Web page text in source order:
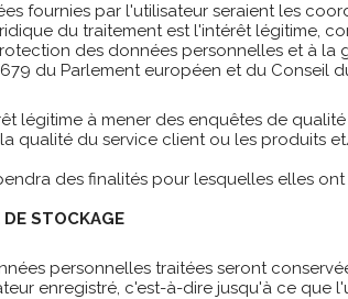
fournies par l'utilisateur seraient les
du traitement est l'intérêt légitime,
des données personnelles et à la
du Parlement européen et du Conseil
légitime à mener des enquêtes de
qualité du service client ou les produits
des finalités pour lesquelles elles
DE STOCKAGE
personnelles traitées seront
enregistré, c'est-à-dire jusqu'à ce que